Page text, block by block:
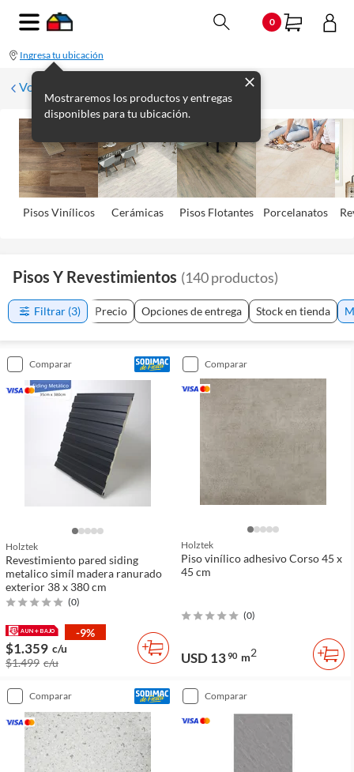
0
Ingresa tu ubicación
Mostraremos los productos y entregas
disponibles para tu ubicación.
Volver
Pisos Viní­licos Cerámicas Pisos Flotantes Porcelanatos
Pisos Y Revestimientos (140productos)
Filtrar (3) Precio Opciones de entrega Stock en tienda
comparar
Holztek
Revestimiento pared siding
metalico simíl madera ranurado
exterior 38 x 380 cm
(0)
-9%
$1.359 c/u
$1.499 c/u
comparar
Holztek
Piso vinílico adhesivo Corso 45 x
45 cm
(0)
USD 1390 m2
comparar comparar